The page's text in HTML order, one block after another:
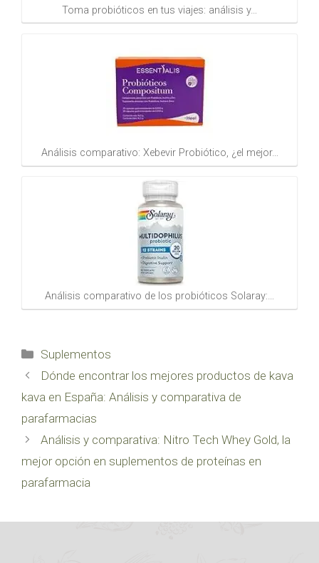
Toma probióticos en tus viajes: análisis y…
Análisis comparativo: Xebevir Probiótico, ¿el mejor…
Análisis comparativo de los probióticos Solaray:…
Categorías
Suplementos
Dónde encontrar los mejores productos de kava
kava en España: Análisis y comparativa de
parafarmacias
Análisis y comparativa: Nitro Tech Whey Gold, la
mejor opción en suplementos de proteínas en
parafarmacia